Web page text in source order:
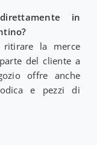
in
ritirare la merce
del cliente a
offre anche
e pezzi di